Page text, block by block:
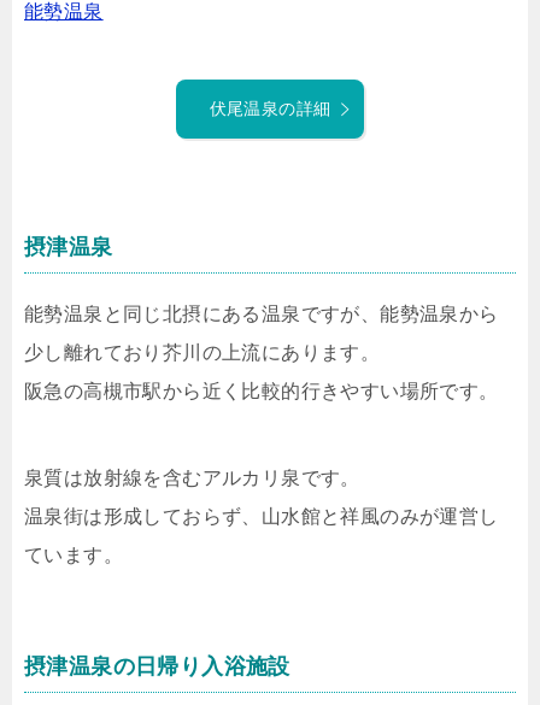
能勢温泉
伏尾温泉の詳細
摂津温泉
能勢温泉と同じ北摂にある温泉ですが、能勢温泉から
少し離れており芥川の上流にあります。
阪急の高槻市駅から近く比較的行きやすい場所です。
泉質は放射線を含むアルカリ泉です。
温泉街は形成しておらず、山水館と祥風のみが運営し
ています。
摂津温泉の日帰り入浴施設